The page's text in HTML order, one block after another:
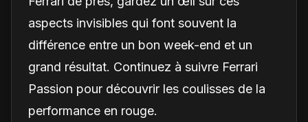
aspects invisibles qui font souvent la
différence entre un bon week-end et un
grand résultat. Continuez à suivre Ferrari
Passion pour découvrir les coulisses de la
performance en rouge.